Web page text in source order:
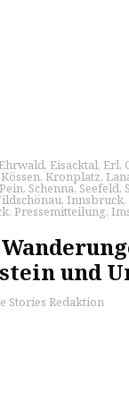
, Eisacktal, Erl,
Kössen, Kronplatz,
, Schenna, Seefeld,
, Innsbruck,
, Pressemitteilung,
und
Stories Redaktion